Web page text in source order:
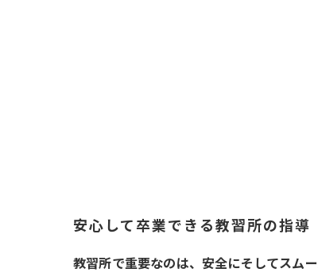
安心して卒業できる教習所の指導
教習所で重要なのは、安全にそしてスム